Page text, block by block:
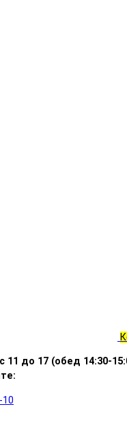
11 до 17 (обед 14:30-
10